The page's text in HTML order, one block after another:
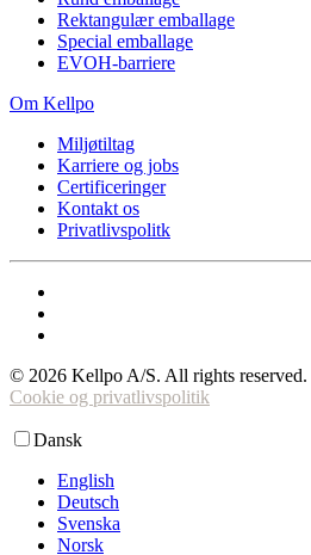
Rektangulær emballage
Special emballage
EVOH-barriere
Om Kellpo
Miljøtiltag
Karriere og jobs
Certificeringer
Kontakt os
Privatlivspolitk
© 2026 Kellpo A/S. All rights reserved.
Cookie og privatlivspolitik
Dansk
English
Deutsch
Svenska
Norsk